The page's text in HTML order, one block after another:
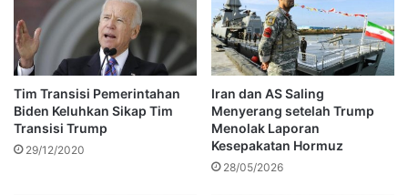
Tim Transisi Pemerintahan
Biden Keluhkan Sikap Tim
Transisi Trump
29/12/2020
Iran dan AS Saling
Menyerang setelah Trump
Menolak Laporan
Kesepakatan Hormuz
28/05/2026